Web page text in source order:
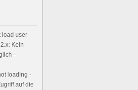
load user
Kein
–
loading -
auf die